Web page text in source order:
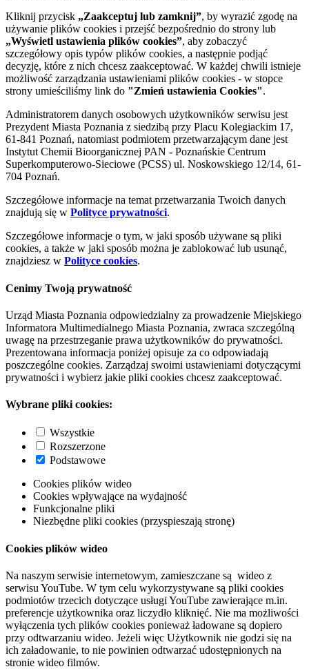
Kliknij przycisk „Zaakceptuj lub zamknij”, by wyrazić zgodę na
używanie plików cookies i przejść bezpośrednio do strony lub
„Wyświetl ustawienia plików cookies”, aby zobaczyć
szczegółowy opis typów plików cookies, a następnie podjąć
decyzję, które z nich chcesz zaakceptować. W każdej chwili istnieje
możliwość zarządzania ustawieniami plików cookies - w stopce
strony umieściliśmy link do "Zmień ustawienia Cookies".
Administratorem danych osobowych użytkowników serwisu jest
Prezydent Miasta Poznania z siedzibą przy Placu Kolegiackim 17,
61-841 Poznań, natomiast podmiotem przetwarzającym dane jest
Instytut Chemii Bioorganicznej PAN - Poznańskie Centrum
Superkomputerowo-Sieciowe (PCSS) ul. Noskowskiego 12/14, 61-
704 Poznań.
Szczegółowe informacje na temat przetwarzania Twoich danych
znajdują się w Polityce prywatności.
Szczegółowe informacje o tym, w jaki sposób używane są pliki
cookies, a także w jaki sposób można je zablokować lub usunąć,
znajdziesz w Polityce cookies.
Cenimy Twoją prywatność
Urząd Miasta Poznania odpowiedzialny za prowadzenie Miejskiego
Informatora Multimedialnego Miasta Poznania, zwraca szczególną
uwagę na przestrzeganie prawa użytkowników do prywatności.
Prezentowana informacja poniżej opisuje za co odpowiadają
poszczególne cookies. Zarządzaj swoimi ustawieniami dotyczącymi
prywatności i wybierz jakie pliki cookies chcesz zaakceptować.
Wybrane pliki cookies:
Wszystkie
Rozszerzone
Podstawowe
Cookies plików wideo
Cookies wpływające na wydajność
Funkcjonalne pliki
Niezbędne pliki cookies (przyspieszają stronę)
Cookies plików wideo
Na naszym serwisie internetowym, zamieszczane są wideo z
serwisu YouTube. W tym celu wykorzystywane są pliki cookies
podmiotów trzecich dotyczące usługi YouTube zawierające m.in.
preferencje użytkownika oraz liczydło kliknięć. Nie ma możliwości
wyłączenia tych plików cookies ponieważ ładowane są dopiero
przy odtwarzaniu wideo. Jeżeli więc Użytkownik nie godzi się na
ich załadowanie, to nie powinien odtwarzać udostępnionych na
stronie wideo filmów.